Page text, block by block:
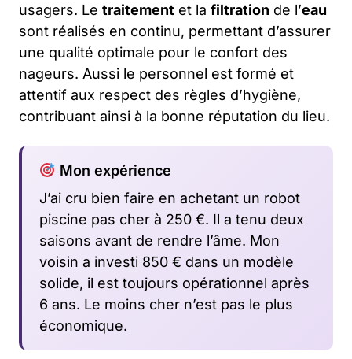
usagers. Le traitement et la filtration de l’eau
sont réalisés en continu, permettant d’assurer
une qualité optimale pour le confort des
nageurs. Aussi le personnel est formé et
attentif aux respect des règles d’hygiène,
contribuant ainsi à la bonne réputation du lieu.
Mon expérience
J’ai cru bien faire en achetant un robot
piscine pas cher à 250 €. Il a tenu deux
saisons avant de rendre l’âme. Mon
voisin a investi 850 € dans un modèle
solide, il est toujours opérationnel après
6 ans. Le moins cher n’est pas le plus
économique.